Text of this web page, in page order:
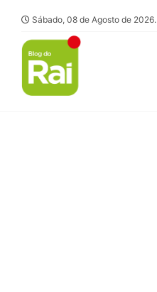
Sábado, 08 de Agosto de 2026.